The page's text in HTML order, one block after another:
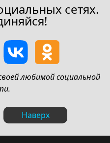
сетях.
любимой социальной
Наверх